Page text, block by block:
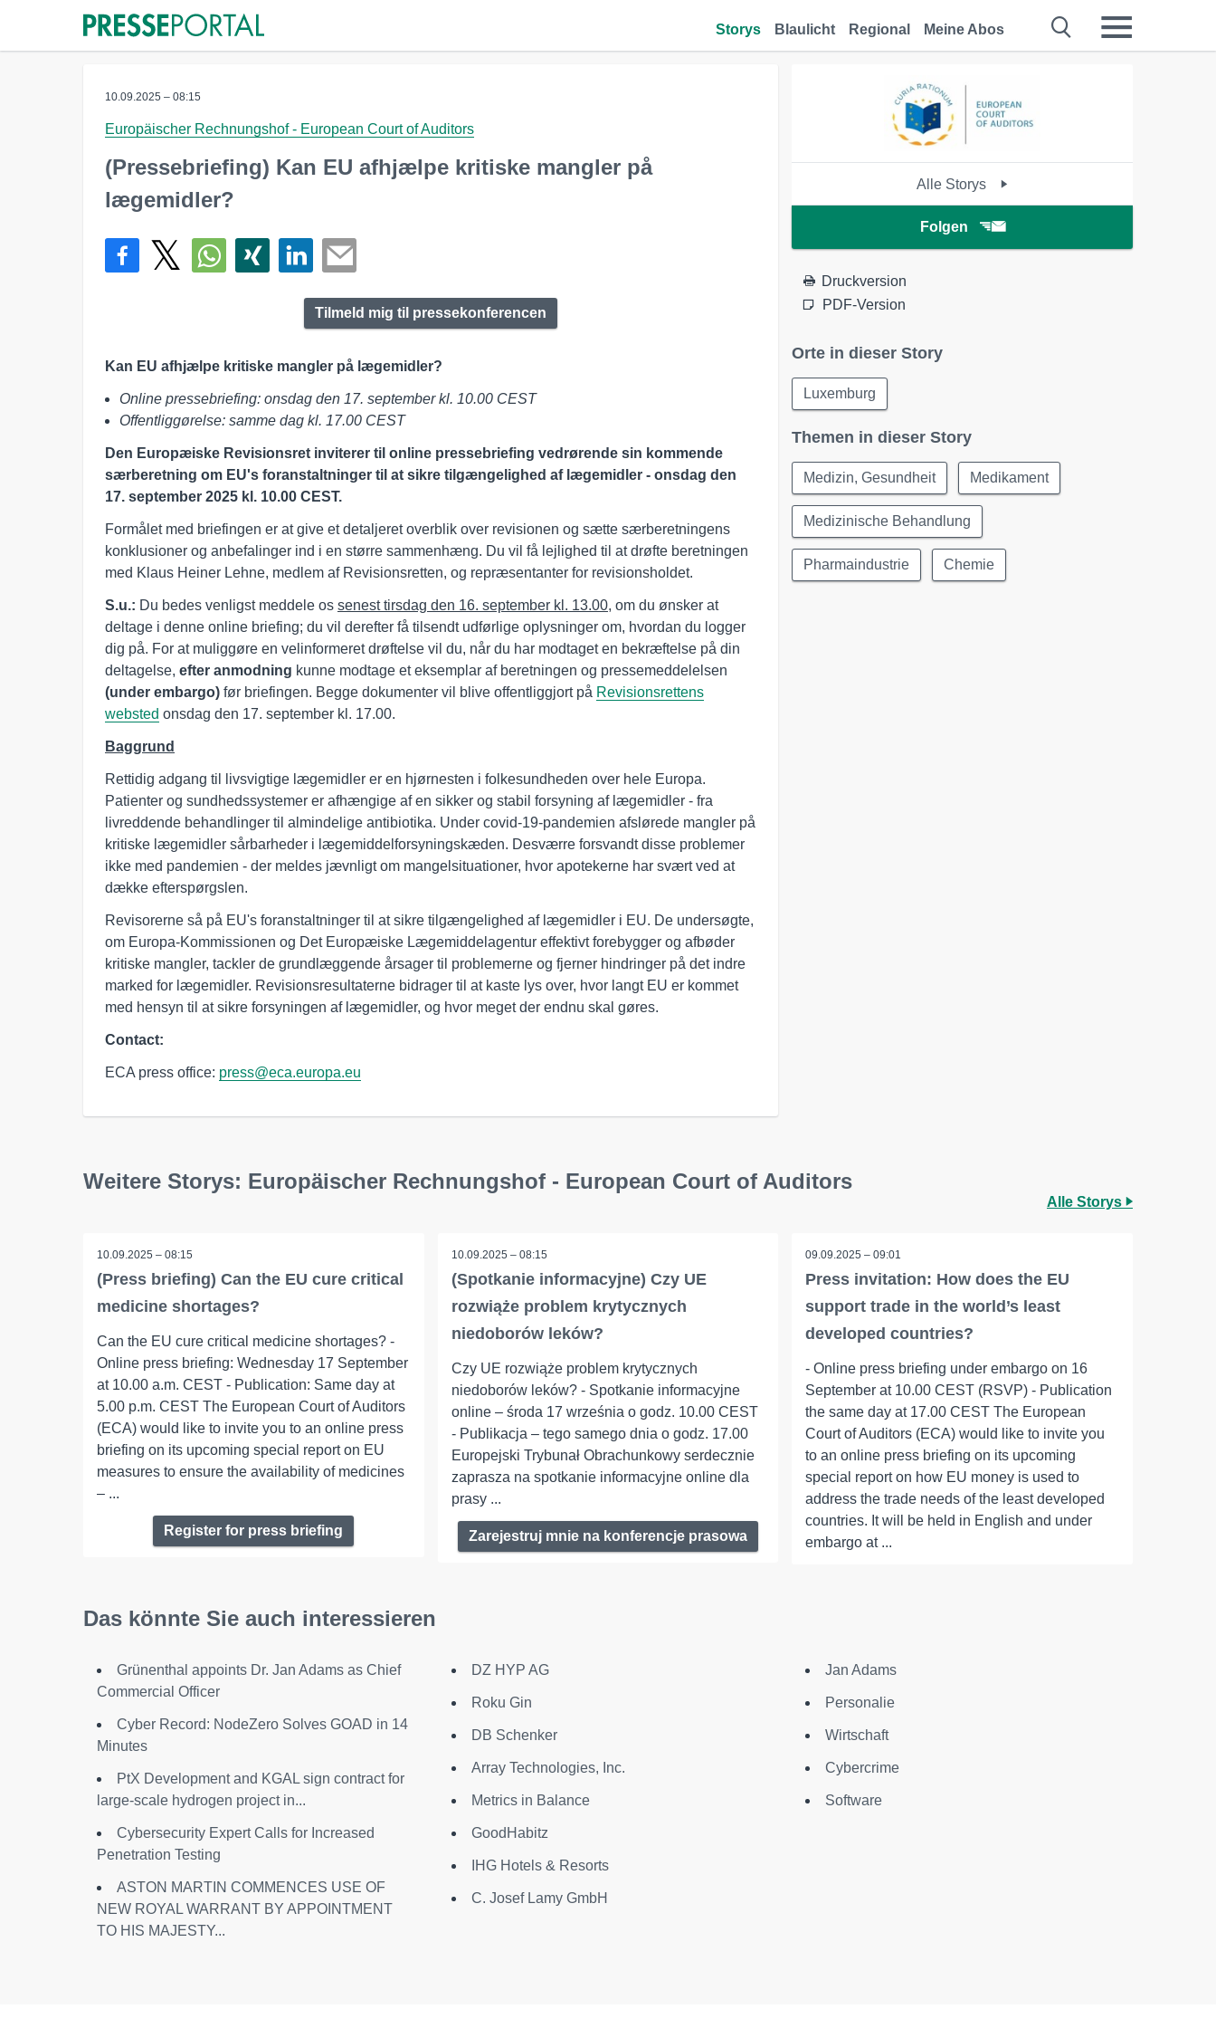
Storys Blaulicht Regional Meine Abos
10.09.2025 – 08:15
Europäischer Rechnungshof - European Court of Auditors
(Pressebriefing) Kan EU afhjælpe kritiske mangler på
lægemidler?
Tilmeld mig til pressekonferencen
Kan EU afhjælpe kritiske mangler på lægemidler?
Online pressebriefing: onsdag den 17. september kl. 10.00 CEST
Offentliggørelse: samme dag kl. 17.00 CEST
Den Europæiske Revisionsret inviterer til online pressebriefing vedrørende sin kommende
særberetning om EU's foranstaltninger til at sikre tilgængelighed af lægemidler - onsdag den
17. september 2025 kl. 10.00 CEST.
Formålet med briefingen er at give et detaljeret overblik over revisionen og sætte særberetningens
konklusioner og anbefalinger ind i en større sammenhæng. Du vil få lejlighed til at drøfte beretningen
med Klaus Heiner Lehne, medlem af Revisionsretten, og repræsentanter for revisionsholdet.
S.u.: Du bedes venligst meddele os senest tirsdag den 16. september kl. 13.00, om du ønsker at
deltage i denne online briefing; du vil derefter få tilsendt udførlige oplysninger om, hvordan du logger
dig på. For at muliggøre en velinformeret drøftelse vil du, når du har modtaget en bekræftelse på din
deltagelse, efter anmodning kunne modtage et eksemplar af beretningen og pressemeddelelsen
(under embargo) før briefingen. Begge dokumenter vil blive offentliggjort på Revisionsrettens
websted onsdag den 17. september kl. 17.00.
Baggrund
Rettidig adgang til livsvigtige lægemidler er en hjørnesten i folkesundheden over hele Europa.
Patienter og sundhedssystemer er afhængige af en sikker og stabil forsyning af lægemidler - fra
livreddende behandlinger til almindelige antibiotika. Under covid‑19-pandemien afslørede mangler på
kritiske lægemidler sårbarheder i lægemiddelforsyningskæden. Desværre forsvandt disse problemer
ikke med pandemien - der meldes jævnligt om mangelsituationer, hvor apotekerne har svært ved at
dække efterspørgslen.
Revisorerne så på EU's foranstaltninger til at sikre tilgængelighed af lægemidler i EU. De undersøgte,
om Europa-Kommissionen og Det Europæiske Lægemiddelagentur effektivt forebygger og afbøder
kritiske mangler, tackler de grundlæggende årsager til problemerne og fjerner hindringer på det indre
marked for lægemidler. Revisionsresultaterne bidrager til at kaste lys over, hvor langt EU er kommet
med hensyn til at sikre forsyningen af lægemidler, og hvor meget der endnu skal gøres.
Contact:
ECA press office: press@eca.europa.eu
Alle Storys
Folgen
Druckversion
PDF-Version
Orte in dieser Story
Luxemburg
Themen in dieser Story
Medizin, Gesundheit Medikament
Medizinische Behandlung
Pharmaindustrie Chemie
Weitere Storys: Europäischer Rechnungshof - European Court of Auditors
Alle Storys
10.09.2025 – 08:15
(Press briefing) Can the EU cure critical
medicine shortages?
Can the EU cure critical medicine shortages? -
Online press briefing: Wednesday 17 September
at 10.00 a.m. CEST - Publication: Same day at
5.00 p.m. CEST The European Court of Auditors
(ECA) would like to invite you to an online press
briefing on its upcoming special report on EU
measures to ensure the availability of medicines
– ...
Register for press briefing
10.09.2025 – 08:15
(Spotkanie informacyjne) Czy UE
rozwiąże problem krytycznych
niedoborów leków?
Czy UE rozwiąże problem krytycznych
niedoborów leków? - Spotkanie informacyjne
online – środa 17 września o godz. 10.00 CEST
- Publikacja – tego samego dnia o godz. 17.00
Europejski Trybunał Obrachunkowy serdecznie
zaprasza na spotkanie informacyjne online dla
prasy ...
Zarejestruj mnie na konferencje prasowa
09.09.2025 – 09:01
Press invitation: How does the EU
support trade in the world’s least
developed countries?
- Online press briefing under embargo on 16
September at 10.00 CEST (RSVP) - Publication
the same day at 17.00 CEST The European
Court of Auditors (ECA) would like to invite you
to an online press briefing on its upcoming
special report on how EU money is used to
address the trade needs of the least developed
countries. It will be held in English and under
embargo at ...
Das könnte Sie auch interessieren
Grünenthal appoints Dr. Jan Adams as Chief
Commercial Officer
Cyber Record: NodeZero Solves GOAD in 14
Minutes
PtX Development and KGAL sign contract for
large-scale hydrogen project in...
Cybersecurity Expert Calls for Increased
Penetration Testing
ASTON MARTIN COMMENCES USE OF
NEW ROYAL WARRANT BY APPOINTMENT
TO HIS MAJESTY...
DZ HYP AG
Roku Gin
DB Schenker
Array Technologies, Inc.
Metrics in Balance
GoodHabitz
IHG Hotels & Resorts
C. Josef Lamy GmbH
Jan Adams
Personalie
Wirtschaft
Cybercrime
Software